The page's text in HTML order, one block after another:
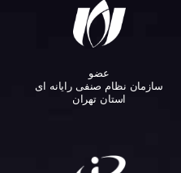
عضو
سازمان نظام صنفی رایانه ای
استان تهران